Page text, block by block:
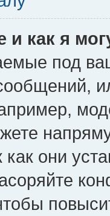
и как я
под
как они